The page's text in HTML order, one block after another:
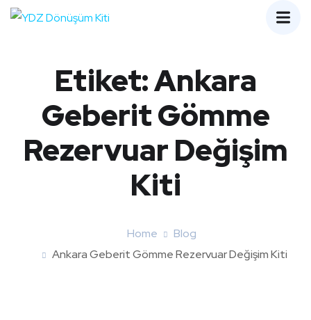
Etiket:Ankara
Geberit Gömme
Rezervuar Değişim
Kiti
Home
Blog
Ankara Geberit Gömme Rezervuar Değişim Kiti